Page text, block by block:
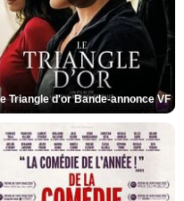
Triangle d'or Bande-annonce VF